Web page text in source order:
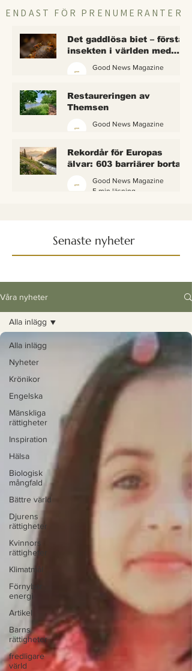
ENDAST FÖR PRENUMERANTER
Det gaddlösa biet – första
insekten i världen med
Good News Magazine
Restaureringen av
Themsen
Good News Magazine
Rekordår för Europas
älvar: 603 barriärer borta
igen
Good News Magazine
5 min läsning
Senaste nyheter
Våra nyheter
Alla inlägg
Nyheter
Krönikor
Engelska
Mänskliga
rättigheter
Inspiration
Hälsa
Biologisk
mångfald
Bättre värld
Djurens
rättigheter
Kvinnors
rättigheter
Klimatmål
Förnybar
energi
Artikel
Barns
rättigheter
fredligare
värld
Alla inlägg